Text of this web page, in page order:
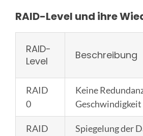
RAID-Level und ihre
RAID-
Level
Beschreibung
RAID
0
Keine
Geschwindigkeit
RAID
Spiegelung der